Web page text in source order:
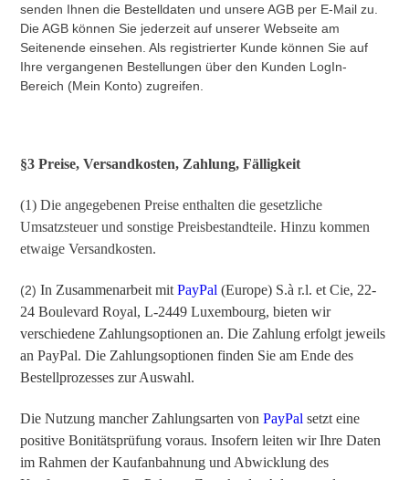
senden Ihnen die Bestelldaten und unsere AGB per E-Mail zu.
Die AGB können Sie jederzeit auf unserer Webseite am
Seitenende einsehen. Als registrierter Kunde können Sie auf
Ihre vergangenen Bestellungen über den Kunden LogIn-
Bereich (Mein Konto) zugreifen.
§3 Preise, Versandkosten, Zahlung, Fälligkeit
(1) Die angegebenen Preise enthalten die gesetzliche
Umsatzsteuer und sonstige Preisbestandteile. Hinzu kommen
etwaige Versandkosten.
(2)In Zusammenarbeit mitPayPal (Europe) S.à r.l. et Cie, 22-
24 Boulevard Royal, L-2449 Luxembourg, bieten wir
verschiedene Zahlungsoptionen an. Die Zahlung erfolgt jeweils
an PayPal. Die Zahlungsoptionen finden Sie am Ende des
Bestellprozesses zur Auswahl.
Die Nutzung mancher Zahlungsarten vonPayPal setzt eine
positive Bonitätsprüfung voraus. Insofern leiten wir Ihre Daten
im Rahmen der Kaufanbahnung und Abwicklung des